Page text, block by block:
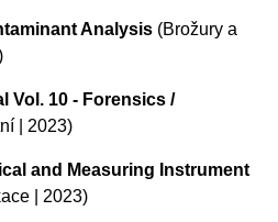
Analysis (Brožury a
Vol. 10 - Forensics /
| 2023)
and Measuring Instrument
| 2023)